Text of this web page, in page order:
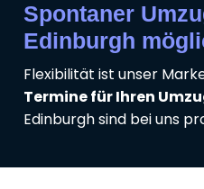
Spontaner
Edinburgh
Flexibilität ist unser
Termine für Ihren
Edinburgh sind bei uns